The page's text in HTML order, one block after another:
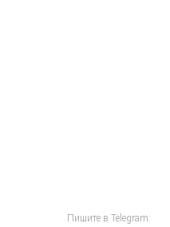
Пишите в Telegram: